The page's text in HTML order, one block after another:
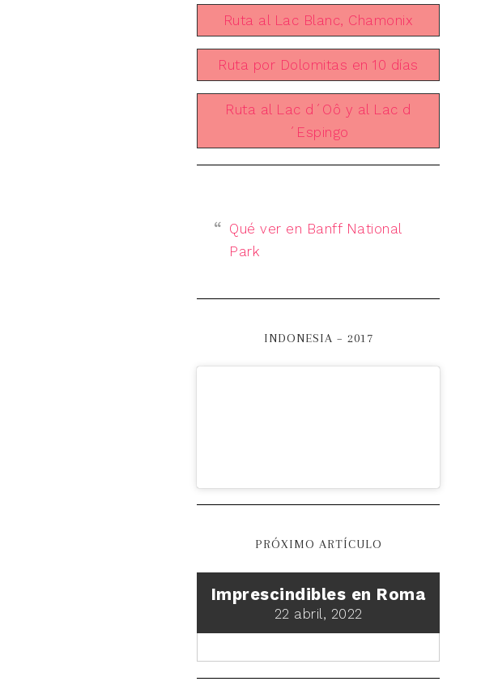
Ruta al Lac Blanc, Chamonix
Ruta por Dolomitas en 10 días
Ruta al Lac d´Oô y al Lac d
´Espingo
Qué ver en Banff National
Park
INDONESIA – 2017
PRÓXIMO ARTÍCULO
Imprescindibles en Roma
22 abril, 2022